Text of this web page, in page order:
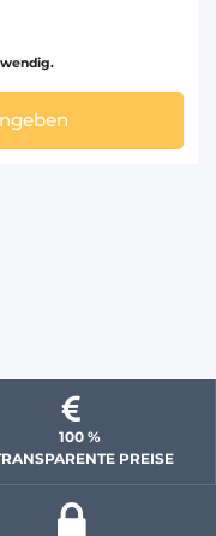
100 %
PREISE